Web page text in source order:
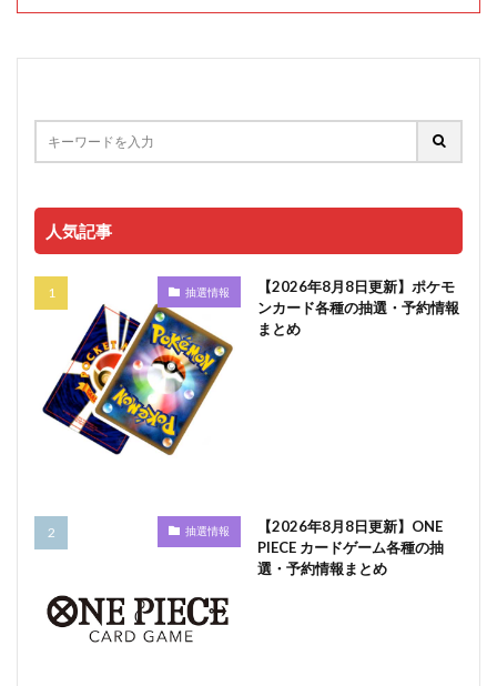
人気記事
抽選情報
【2026年8月8日更新】ポケモ
ンカード各種の抽選・予約情報
まとめ
抽選情報
【2026年8月8日更新】ONE
PIECE カードゲーム各種の抽
選・予約情報まとめ